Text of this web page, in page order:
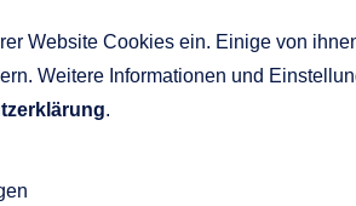
Website Cookies ein. Einige von
Weitere Informationen und
.